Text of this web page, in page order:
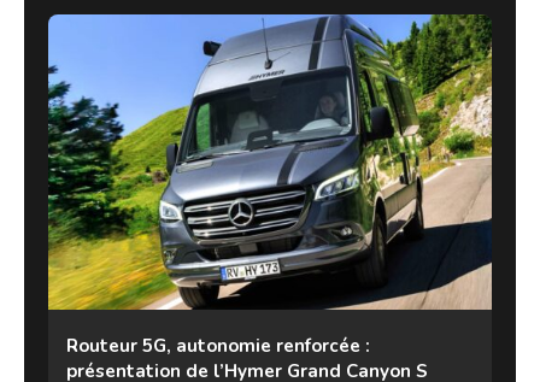
Routeur 5G, autonomie renforcée :
présentation de l’Hymer Grand Canyon S